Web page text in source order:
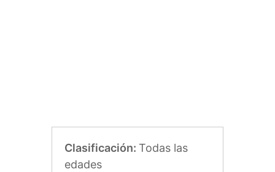
Clasificación: Todas las
edades